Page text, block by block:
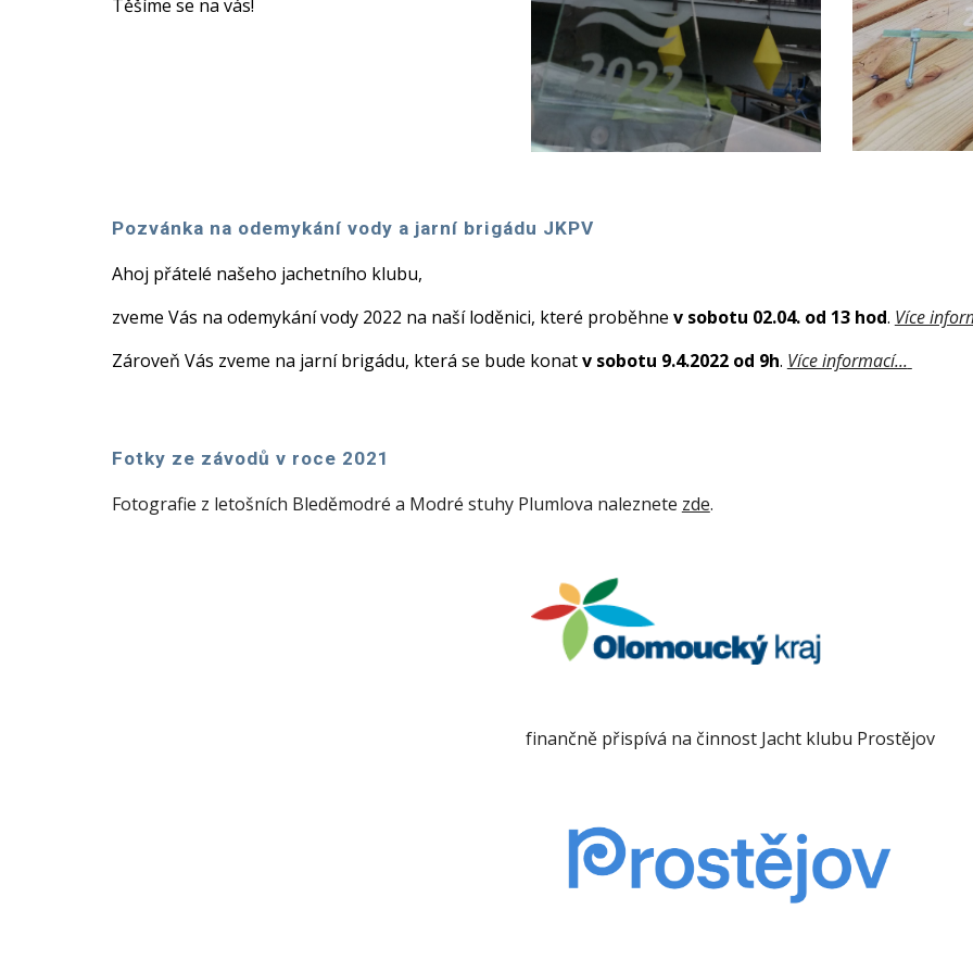
Těšíme se na vás!
Pozvánka na odemykání vody a jarní brigádu JKPV
Ahoj přátelé našeho jachetního klubu,
zveme Vás na odemykání vody 2022 na naší loděnici, které proběhne v sobotu 02.04. od 13 hod. Více
Zároveň Vás zveme na jarní brigádu, která se bude konatv sobotu 9.4.2022 od 9h. Více informací...
Fotky ze závodů v roce 2021
Fotografie z letošních Bleděmodré a Modré stuhy Plumlova naleznete zde.
finančně přispívá na činnost Jacht klubu Prostějov